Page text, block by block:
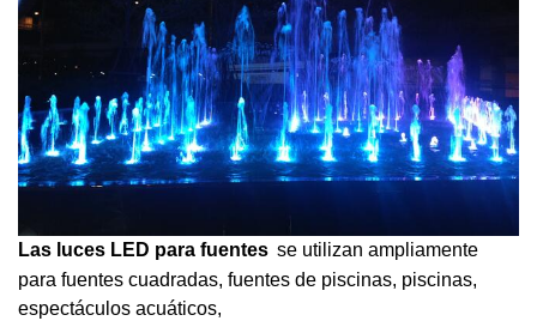
Las luces LED para fuentes se utilizan ampliamente
para fuentes cuadradas, fuentes de piscinas, piscinas,
espectáculos acuáticos,